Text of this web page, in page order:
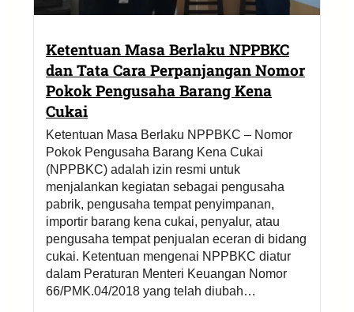
Ketentuan Masa Berlaku NPPBKC
dan Tata Cara Perpanjangan Nomor
Pokok Pengusaha Barang Kena
Cukai
Ketentuan Masa Berlaku NPPBKC – Nomor
Pokok Pengusaha Barang Kena Cukai
(NPPBKC) adalah izin resmi untuk
menjalankan kegiatan sebagai pengusaha
pabrik, pengusaha tempat penyimpanan,
importir barang kena cukai, penyalur, atau
pengusaha tempat penjualan eceran di bidang
cukai. Ketentuan mengenai NPPBKC diatur
dalam Peraturan Menteri Keuangan Nomor
66/PMK.04/2018 yang telah diubah…